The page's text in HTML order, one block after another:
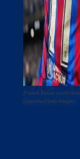
Franck Kessie wurde
Caparros/Getty Images